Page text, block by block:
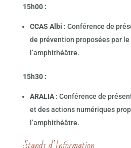
15h00 :
CCAS Albi : Conférence de
de prévention proposées par le
l’amphithéâtre.
15h30 :
ARALIA: Conférence de
et des actions numériques
l’amphithéâtre.